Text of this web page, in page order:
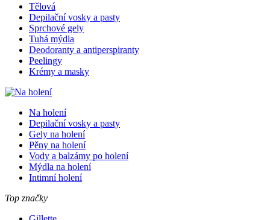
Tělová
Depilační vosky a pasty
Sprchové gely
Tuhá mýdla
Deodoranty a antiperspiranty
Peelingy
Krémy a masky
Na holení
Depilační vosky a pasty
Gely na holení
Pěny na holení
Vody a balzámy po holení
Mýdla na holení
Intimní holení
Top značky